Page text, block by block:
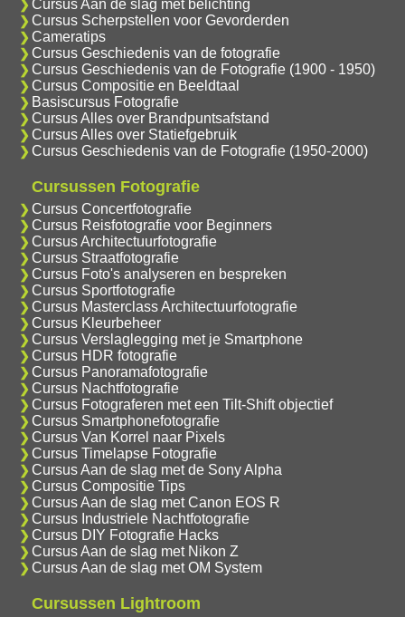
Cursus Aan de slag met belichting
Cursus Scherpstellen voor Gevorderden
Cameratips
Cursus Geschiedenis van de fotografie
Cursus Geschiedenis van de Fotografie (1900 - 1950)
Cursus Compositie en Beeldtaal
Basiscursus Fotografie
Cursus Alles over Brandpuntsafstand
Cursus Alles over Statiefgebruik
Cursus Geschiedenis van de Fotografie (1950-2000)
Cursussen Fotografie
Cursus Concertfotografie
Cursus Reisfotografie voor Beginners
Cursus Architectuurfotografie
Cursus Straatfotografie
Cursus Foto's analyseren en bespreken
Cursus Sportfotografie
Cursus Masterclass Architectuurfotografie
Cursus Kleurbeheer
Cursus Verslaglegging met je Smartphone
Cursus HDR fotografie
Cursus Panoramafotografie
Cursus Nachtfotografie
Cursus Fotograferen met een Tilt-Shift objectief
Cursus Smartphonefotografie
Cursus Van Korrel naar Pixels
Cursus Timelapse Fotografie
Cursus Aan de slag met de Sony Alpha
Cursus Compositie Tips
Cursus Aan de slag met Canon EOS R
Cursus Industriele Nachtfotografie
Cursus DIY Fotografie Hacks
Cursus Aan de slag met Nikon Z
Cursus Aan de slag met OM System
Cursussen Lightroom